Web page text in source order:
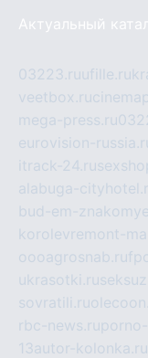
Актуальный
03223.ruufille.ru
veetbox.ru
mega-press.ru
eurovision-
itrack-24.ru
alabuga-
bud-em-
korolevremont-
oooagrosnab.ru
ukrasotki.ru
sovratili.ru
rbc-news.ru
13autor-kolonka.ru